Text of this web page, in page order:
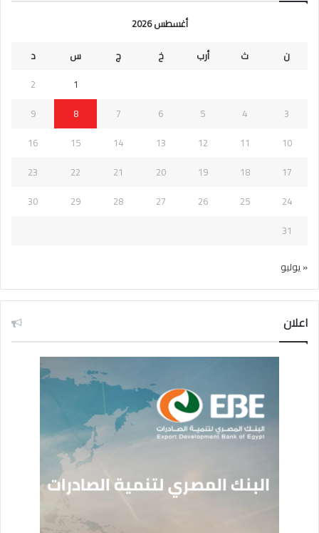
أغسطس 2026
ن
ث أرب خ ج س
د
1
2
3
4
5
6
7
8
9
10
11
12
13
14
15
16
17
18
19
20
21
22
23
24
25
26
27
28
29
30
31
« يوليو
اعلان